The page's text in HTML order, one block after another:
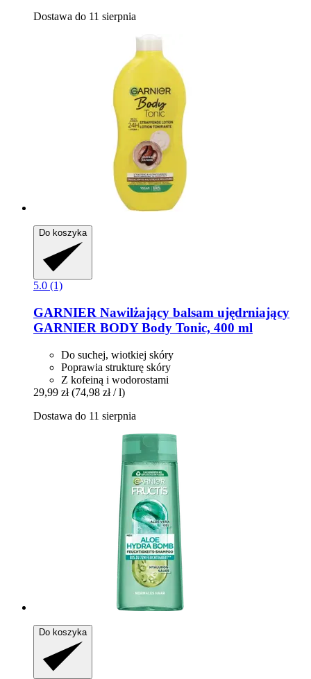
Dostawa do 11 sierpnia
Do koszyka
5.0 (1)
GARNIER Nawilżający balsam ujędrniający
GARNIER BODY Body Tonic, 400 ml
Do suchej, wiotkiej skóry
Poprawia strukturę skóry
Z kofeiną i wodorostami
29,99 zł (74,98 zł / l)
Dostawa do 11 sierpnia
Do koszyka